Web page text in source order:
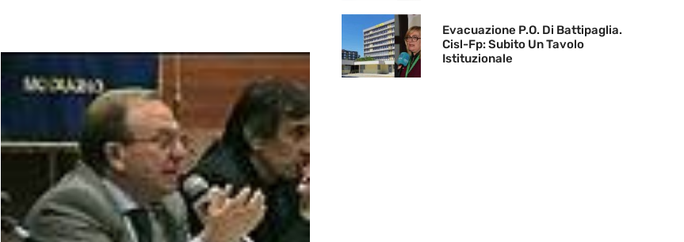
Evacuazione P.O. Di Battipaglia.
Cisl-Fp: Subito Un Tavolo
Istituzionale